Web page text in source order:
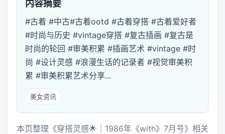
内容摘要
#古着 #中古#古着ootd #古着穿搭 #古着爱好者
#时尚与历史 #vintage穿搭 #复古插画 #复古是
时尚的轮回 #审美积累 #插画艺术 #vintage #时
尚 #设计灵感 #浪漫生话的记录者 #视觉审美积
累 #审美积累艺术分享...
美女资讯
本页整理《穿搭灵感🌟｜1986年《with》7月号》相关